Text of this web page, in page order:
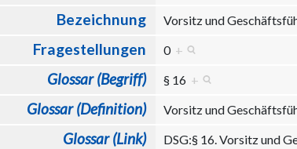
Bezeichnung Vorsitz und
Fragestellungen 0 +
Glossar (Begriff) § 16 +
Glossar (Definition) Vorsitz und
Glossar (Link) DSG:§ 16. Vorsitz und